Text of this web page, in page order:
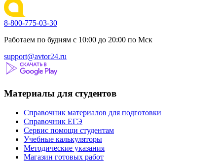
8-800-775-03-30
Работаем по будням с 10:00 до 20:00 по Мск
support@avtor24.ru
Материалы для студентов
Справочник материалов для подготовки
Справочник ЕГЭ
Сервис помощи студентам
Учебные калькуляторы
Методические указания
Магазин готовых работ